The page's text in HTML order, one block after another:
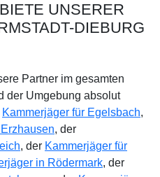
UNSERER
DIEBURG
Partner im gesamten
der Umgebung absolut
Kammerjäger für Egelsbach,
, der
, der Kammerjäger für
in Rödermark, der